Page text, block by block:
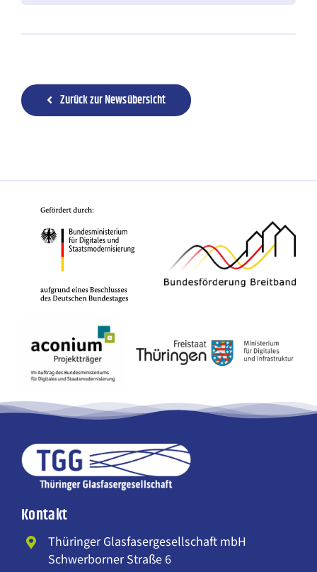
Zurück zur Newsübersicht
Kontakt
Thüringer Glasfasergesellschaft mbH
Schwerborner Straße 6